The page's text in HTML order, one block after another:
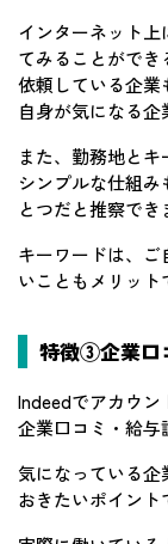
インターネット
てみることがで
依頼している企
自身が気になる企
また、勤務地と
シンプルな仕組
とつだと推察でき
キーワードは、
いこともメリット
特徴③企業口
Indeedでアカウン
企業口コミ・給与
気になっている
おきたいポイント